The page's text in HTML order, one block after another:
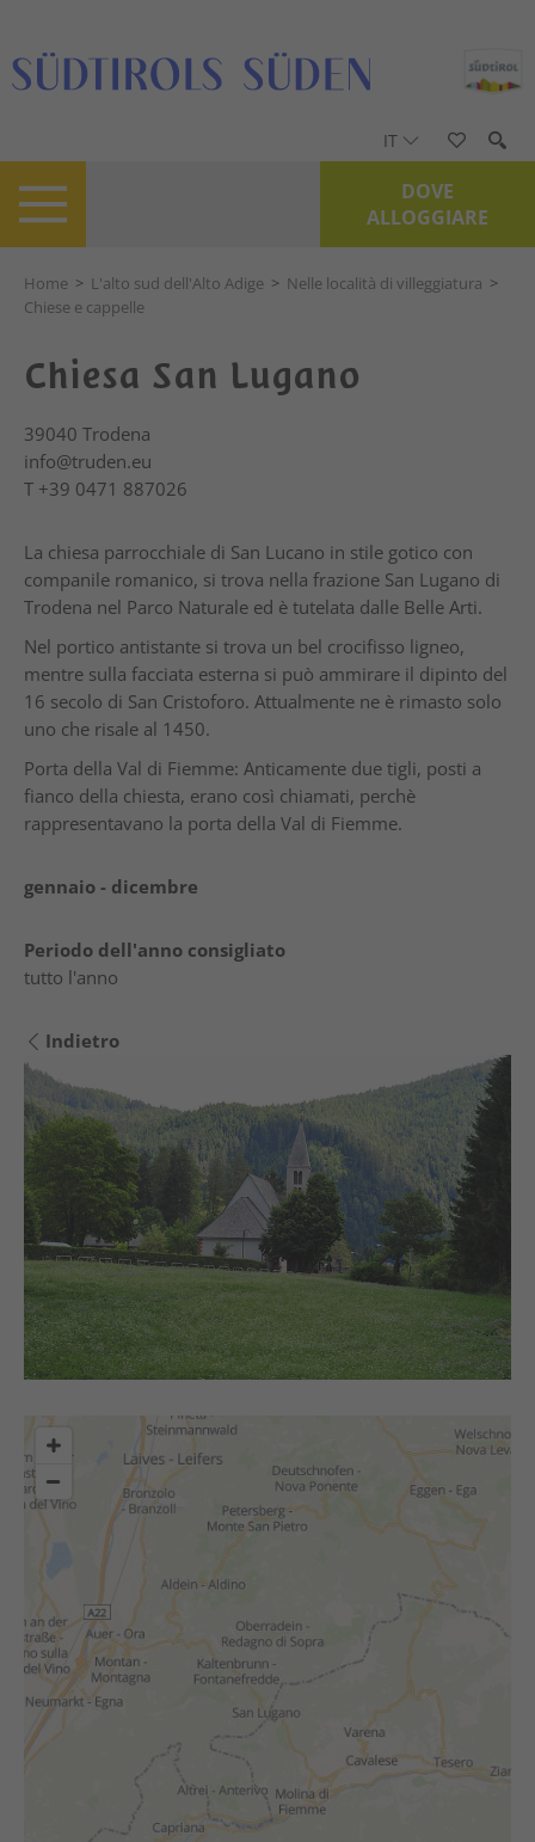
IT
DOVE
ALLOGGIARE
Home > L'alto sud dell'Alto Adige > Nelle località di villeggiatura >
Chiese e cappelle
Chiesa San Lugano
39040 Trodena
info@truden.eu
T +39 0471 887026
La chiesa parrocchiale di San Lucano in stile gotico con
companile romanico, si trova nella frazione San Lugano di
Trodena nel Parco Naturale ed è tutelata dalle Belle Arti.
Nel portico antistante si trova un bel crocifisso ligneo,
mentre sulla facciata esterna si può ammirare il dipinto del
16 secolo di San Cristoforo. Attualmente ne è rimasto solo
uno che risale al 1450.
Porta della Val di Fiemme: Anticamente due tigli, posti a
fianco della chiesta, erano così chiamati, perchè
rappresentavano la porta della Val di Fiemme.
gennaio - dicembre
Periodo dell'anno consigliato
tutto l'anno
Indietro